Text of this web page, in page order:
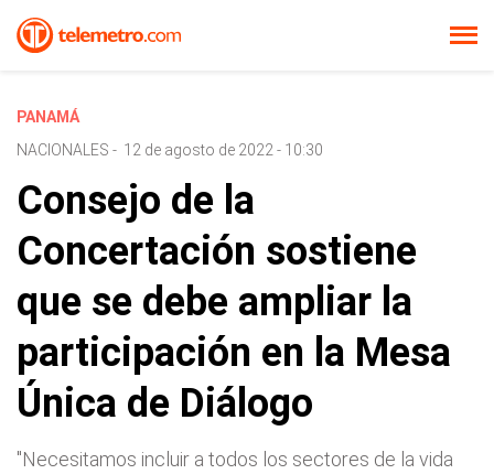
PANAMÁ
NACIONALES - 12 de agosto de 2022 - 10:30
Consejo de la
Concertación sostiene
que se debe ampliar la
participación en la Mesa
Única de Diálogo
"Necesitamos incluir a todos los sectores de la vida